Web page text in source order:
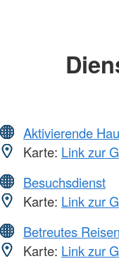
Aktivierende
Karte: Link zur
Besuchsdienst
Karte: Link zur
Betreutes Reisen
Karte: Link zur